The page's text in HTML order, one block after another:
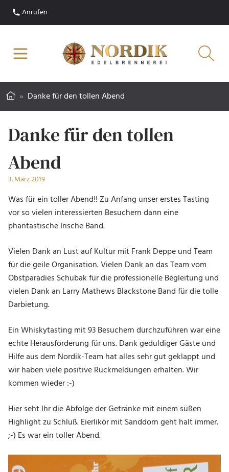
Anrufen
» Danke für den tollen Abend
Danke für den tollen
Abend
3. März 2019
Was für ein toller Abend!! Zu Anfang unser erstes Tasting
vor so vielen interessierten Besuchern dann eine
phantastische Irische Band.
Vielen Dank an Lust auf Kultur mit Frank Deppe und Team
für die geile Organisation. Vielen Dank an das Team vom
Obstparadies Schubak für die professionelle Begleitung und
vielen Dank an Larry Mathews Blackstone Band für die tolle
Darbietung.
Ein Whiskytasting mit 93 Besuchern durchzuführen war eine
echte Herausforderung für uns. Dank geduldiger Gäste und
Hilfe aus dem Nordik-Team hat alles sehr gut geklappt und
wir haben viele positive Rückmeldungen erhalten. Wir
kommen wieder :-)
Hier seht Ihr die Abfolge der Getränke mit einem süßen
Highlight zu Schluß. Eierlikör mit Sanddorn geht halt immer.
;-) Es war ein toller Abend.